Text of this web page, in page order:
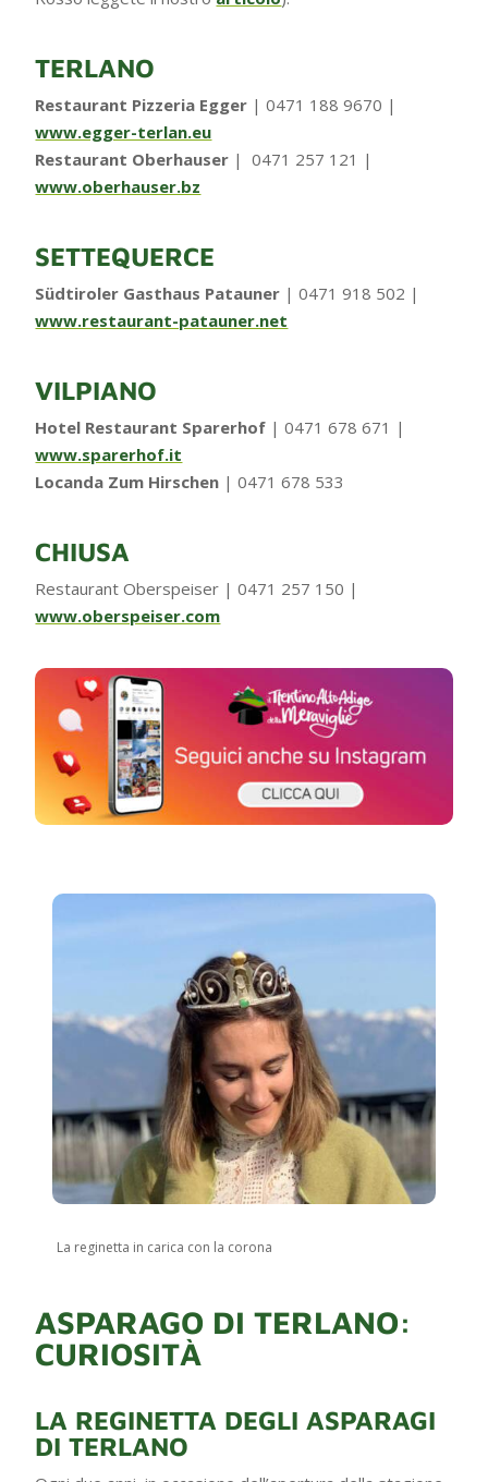
TERLANO
Restaurant Pizzeria Egger | 0471 188 9670 |
www.egger-terlan.eu
Restaurant Oberhauser | 0471 257 121 |
www.oberhauser.bz
SETTEQUERCE
Südtiroler Gasthaus Patauner | 0471 918 502 |
www.restaurant-patauner.net
VILPIANO
Hotel Restaurant Sparerhof | 0471 678 671 |
www.sparerhof.it
Locanda Zum Hirschen | 0471 678 533
CHIUSA
Restaurant Oberspeiser | 0471 257 150 |
www.oberspeiser.com
La reginetta in carica con la corona
ASPARAGO DI TERLANO:
CURIOSITÀ
LA REGINETTA DEGLI ASPARAGI
DI TERLANO